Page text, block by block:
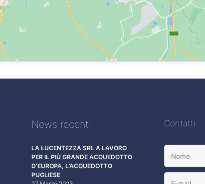
News recenti
LA LUCENTEZZA SRL A LAVORO
PER IL PIÙ GRANDE ACQUEDOTTO
D’EUROPA, L’ACQUEDOTTO
PUGLIESE
Contatti